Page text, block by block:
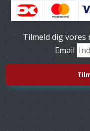
Tilmeld dig vores
Email